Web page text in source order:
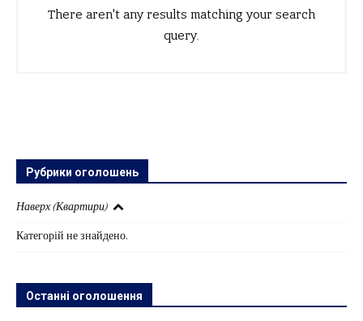
There aren't any results matching your search
query.
Рубрики оголошень
Наверх (Квартири)
Категорій не знайдено.
Останні оголошення